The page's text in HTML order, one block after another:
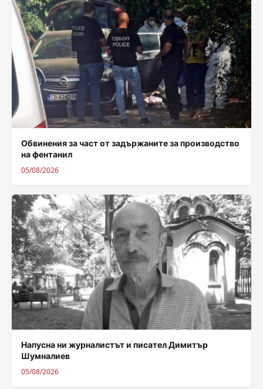
Обвинения за част от задържаните за производство
на фентанил
05/08/2026
Напусна ни журналистът и писател Димитър
Шумналиев
05/08/2026